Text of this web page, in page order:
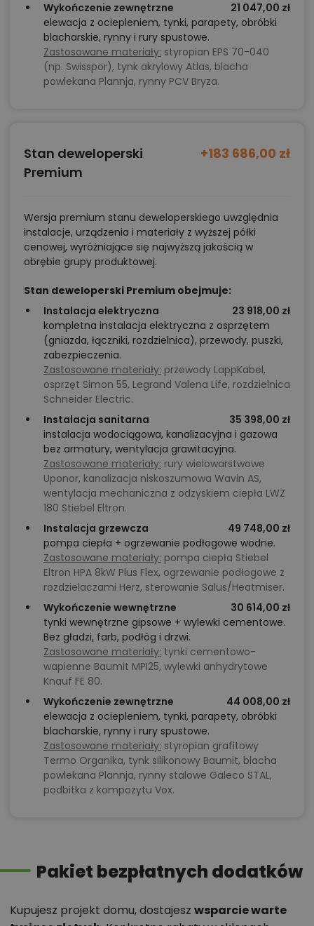
Wykończenie zewnętrzne
21 047,00 zł
elewacja z ociepleniem, tynki, parapety, obróbki
blacharskie, rynny i rury spustowe.
Zastosowane materiały: styropian EPS 70-040
(np. Swisspor), tynk akrylowy Atlas, blacha
powlekana Plannja, rynny PCV Bryza.
Stan deweloperski
Premium
+183 686,00 zł
Wersja premium stanu deweloperskiego uwzględnia
instalacje, urządzenia i materiały z wyższej półki
cenowej, wyróżniające się najwyższą jakością w
obrębie grupy produktowej.
Stan deweloperski Premium obejmuje:
Instalacja elektryczna
23 918,00 zł
kompletna instalacja elektryczna z osprzętem
(gniazda, łączniki, rozdzielnica), przewody, puszki,
zabezpieczenia.
Zastosowane materiały: przewody LappKabel,
osprzęt Simon 55, Legrand Valena Life, rozdzielnica
Schneider Electric.
Instalacja sanitarna
35 398,00 zł
instalacja wodociągowa, kanalizacyjna i gazowa
bez armatury, wentylacja grawitacyjna.
Zastosowane materiały: rury wielowarstwowe
Uponor, kanalizacja niskoszumowa Wavin AS,
wentylacja mechaniczna z odzyskiem ciepła LWZ
180 Stiebel Eltron.
Instalacja grzewcza
49 748,00 zł
pompa ciepła + ogrzewanie podłogowe wodne.
Zastosowane materiały: pompa ciepła Stiebel
Eltron HPA 8kW Plus Flex, ogrzewanie podłogowe z
rozdzielaczami Herz, sterowanie Salus/Heatmiser.
Wykończenie wewnętrzne
30 614,00 zł
tynki wewnętrzne gipsowe + wylewki cementowe.
Bez gładzi, farb, podłóg i drzwi.
Zastosowane materiały: tynki cementowo-
wapienne Baumit MPI25, wylewki anhydrytowe
Knauf FE 80.
Wykończenie zewnętrzne
44 008,00 zł
elewacja z ociepleniem, tynki, parapety, obróbki
blacharskie, rynny i rury spustowe.
Zastosowane materiały: styropian grafitowy
Termo Organika, tynk silikonowy Baumit, blacha
powlekana Plannja, rynny stalowe Galeco STAL,
podbitka z kompozytu Vox.
Pakiet bezpłatnych dodatków
Kupujesz projekt domu, dostajesz wsparcie warte